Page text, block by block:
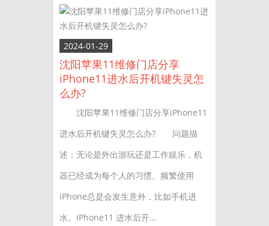
2024-01-29
沈阳苹果11维修门店分享
iPhone11进水后开机键失灵怎
么办?
沈阳苹果11维修门店分享iPhone11
进水后开机键失灵怎么办? 问题描
述：无论是外出游玩还是工作娱乐，机
器已经成为每个人的习惯。频繁使用
iPhone总是会发生意外，比如手机进
水。iPhone11 进水后开...